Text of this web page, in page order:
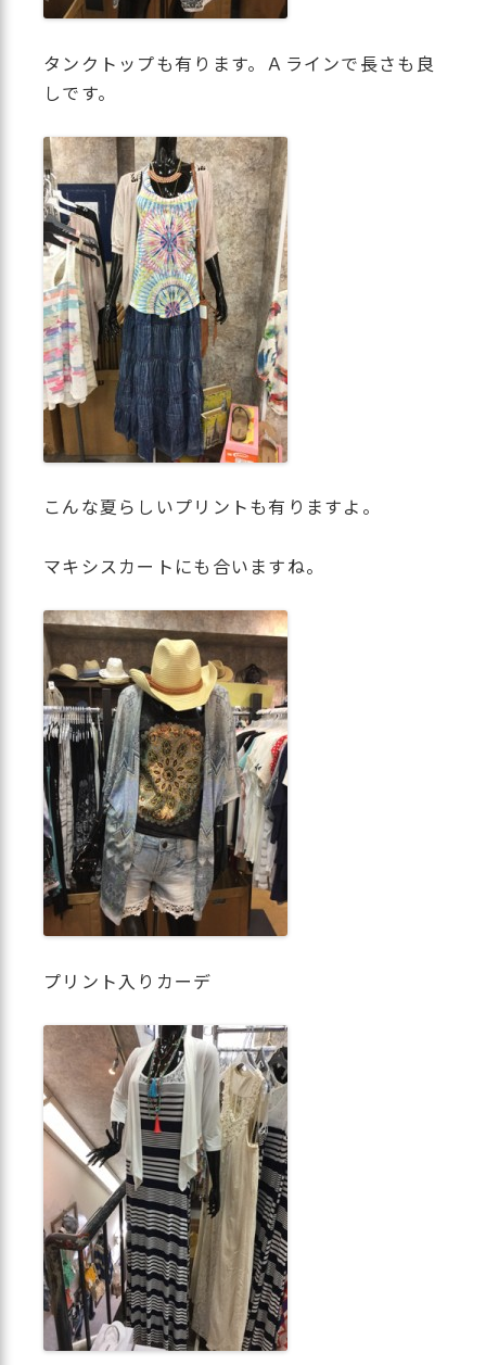
タンクトップも有ります。Ａラインで長さも良
しです。
こんな夏らしいプリントも有りますよ。
マキシスカートにも合いますね。
プリント入りカーデ